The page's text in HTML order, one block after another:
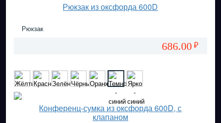
Рюкзак из оксфорда 600D
Рюкзак
686.00 ₽
Конференц-сумка из оксфорда 600D, с
клапаном